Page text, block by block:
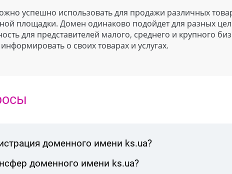
успешно использовать для продажи различных
площадки. Домен одинаково подойдет для разных
для представителей малого, среднего и крупного
о своих товарах и услугах.
доменного имени ks.ua?
доменного имени ks.ua?